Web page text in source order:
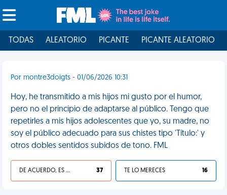
TODAS ALEATORIO PICANTE PICANTE ALEATORIO
Por montre3doigts - 01/06/2026 10:31
Hoy, he transmitido a mis hijos mi gusto por el humor,
pero no el principio de adaptarse al público. Tengo que
repetirles a mis hijos adolescentes que yo, su madre, no
soy el público adecuado para sus chistes tipo 'Título:' y
otros dobles sentidos subidos de tono. FML
DE ACUERDO, ES UNA VIDA HP 37 TE LO MERECES 16